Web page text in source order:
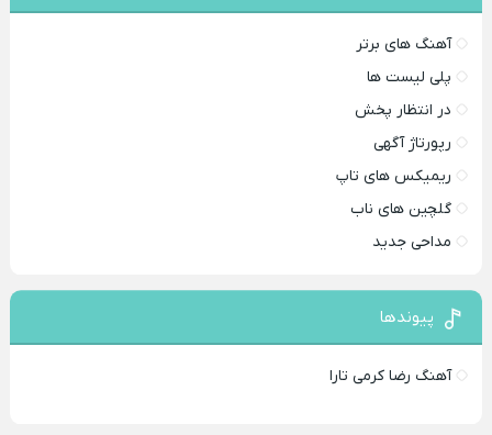
آهنگ های برتر
پلی لیست ها
در انتظار پخش
رپورتاژ آگهی
ریمیکس های تاپ
گلچین های ناب
مداحی جدید
پیوندها
آهنگ رضا کرمی تارا